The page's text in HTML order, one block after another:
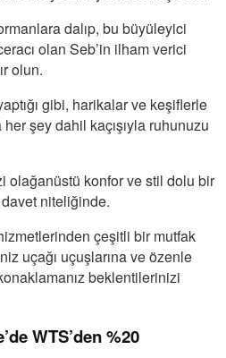
dalıp, bu büyüleyici
olan Seb’in ilham verici
olun.
gibi, harikalar ve keşiflerle
şey dahil kaçışıyla ruhunuzu
olağanüstü konfor ve stil dolu bir
davet niteliğinde.
çeşitli bir mutfak
uçağı uçuşlarına ve özenle
beklentilerinizi
WTS’den %20